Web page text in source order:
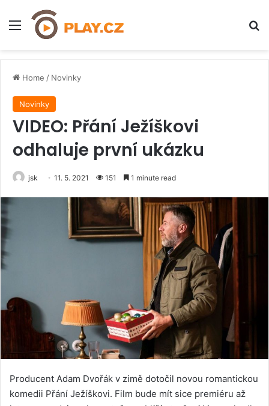
Menu
Home / Novinky
Novinky
VIDEO: Přání Ježíškovi
odhaluje první ukázku
jsk 11. 5. 2021 151 1 minute read
Producent Adam Dvořák v zimě dotočil novou romantickou
komedii Přání Ježíškovi. Film bude mít sice premiéru až